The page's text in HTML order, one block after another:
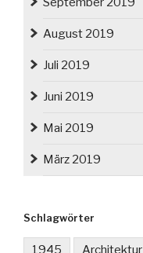
August 2019
Juli 2019
Juni 2019
Mai 2019
März 2019
Schlagwörter
1945 Architektur